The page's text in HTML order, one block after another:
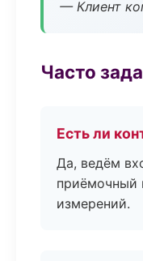
— Клиент
Часто
Есть ли
Да, ведём
приёмочный
измерений.